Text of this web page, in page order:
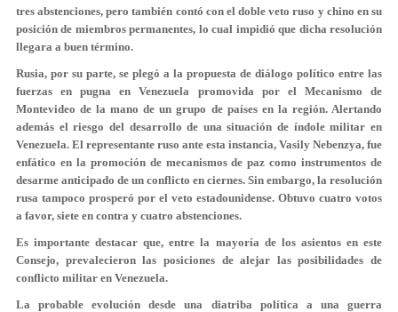
tres abstenciones, pero también contó con el doble veto ruso y chino en su
posición de miembros permanentes, lo cual impidió que dicha resolución
llegara a buen término.
Rusia, por su parte, se plegó a la propuesta de diálogo político entre las
fuerzas en pugna en Venezuela promovida por el Mecanismo de
Montevideo de la mano de un grupo de países en la región. Alertando
además el riesgo del desarrollo de una situación de índole militar en
Venezuela. El representante ruso ante esta instancia, Vasily Nebenzya, fue
enfático en la promoción de mecanismos de paz como instrumentos de
desarme anticipado de un conflicto en ciernes. Sin embargo, la resolución
rusa tampoco prosperó por el veto estadounidense. Obtuvo cuatro votos
a favor, siete en contra y cuatro abstenciones.
Es importante destacar que, entre la mayoría de los asientos en este
Consejo, prevalecieron las posiciones de alejar las posibilidades de
conflicto militar en Venezuela.
La probable evolución desde una diatriba política a una guerra